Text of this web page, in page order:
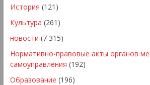
История (121)
Культура (261)
новости (7 315)
Нормативно-правовые акты органов
самоуправления (192)
Образование (196)